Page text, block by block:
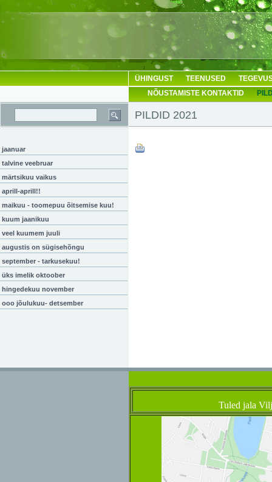
ÜHINGUST TEENUSED
NÕUSTAMISTE KONTAKTID
PILDID 2021
jaanuar
talvine veebruar
märtsikuu vaikus
aprill-aprill!!
maikuu - toomepuu õitsemise kuu!
kuum jaanikuu
veel kuumem juuli
augustis on sügisehõngu
september - tarkusekuu!
üks imelik oktoober
hingedekuu november
ooo jõulukuu- detsember
Tuled jala